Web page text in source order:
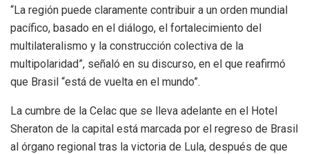
“La región puede claramente contribuir a un orden mundial
pacífico, basado en el diálogo, el fortalecimiento del
multilateralismo y la construcción colectiva de la
multipolaridad”, señaló en su discurso, en el que reafirmó
que Brasil “está de vuelta en el mundo”.
La cumbre de la Celac que se lleva adelante en el Hotel
Sheraton de la capital está marcada por el regreso de Brasil
al órgano regional tras la victoria de Lula, después de que